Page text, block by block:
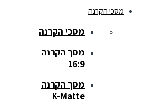
מסכי הקרנה
מסכי הקרנה
מסך הקרנה
16:9
מסך הקרנה
K-Matte